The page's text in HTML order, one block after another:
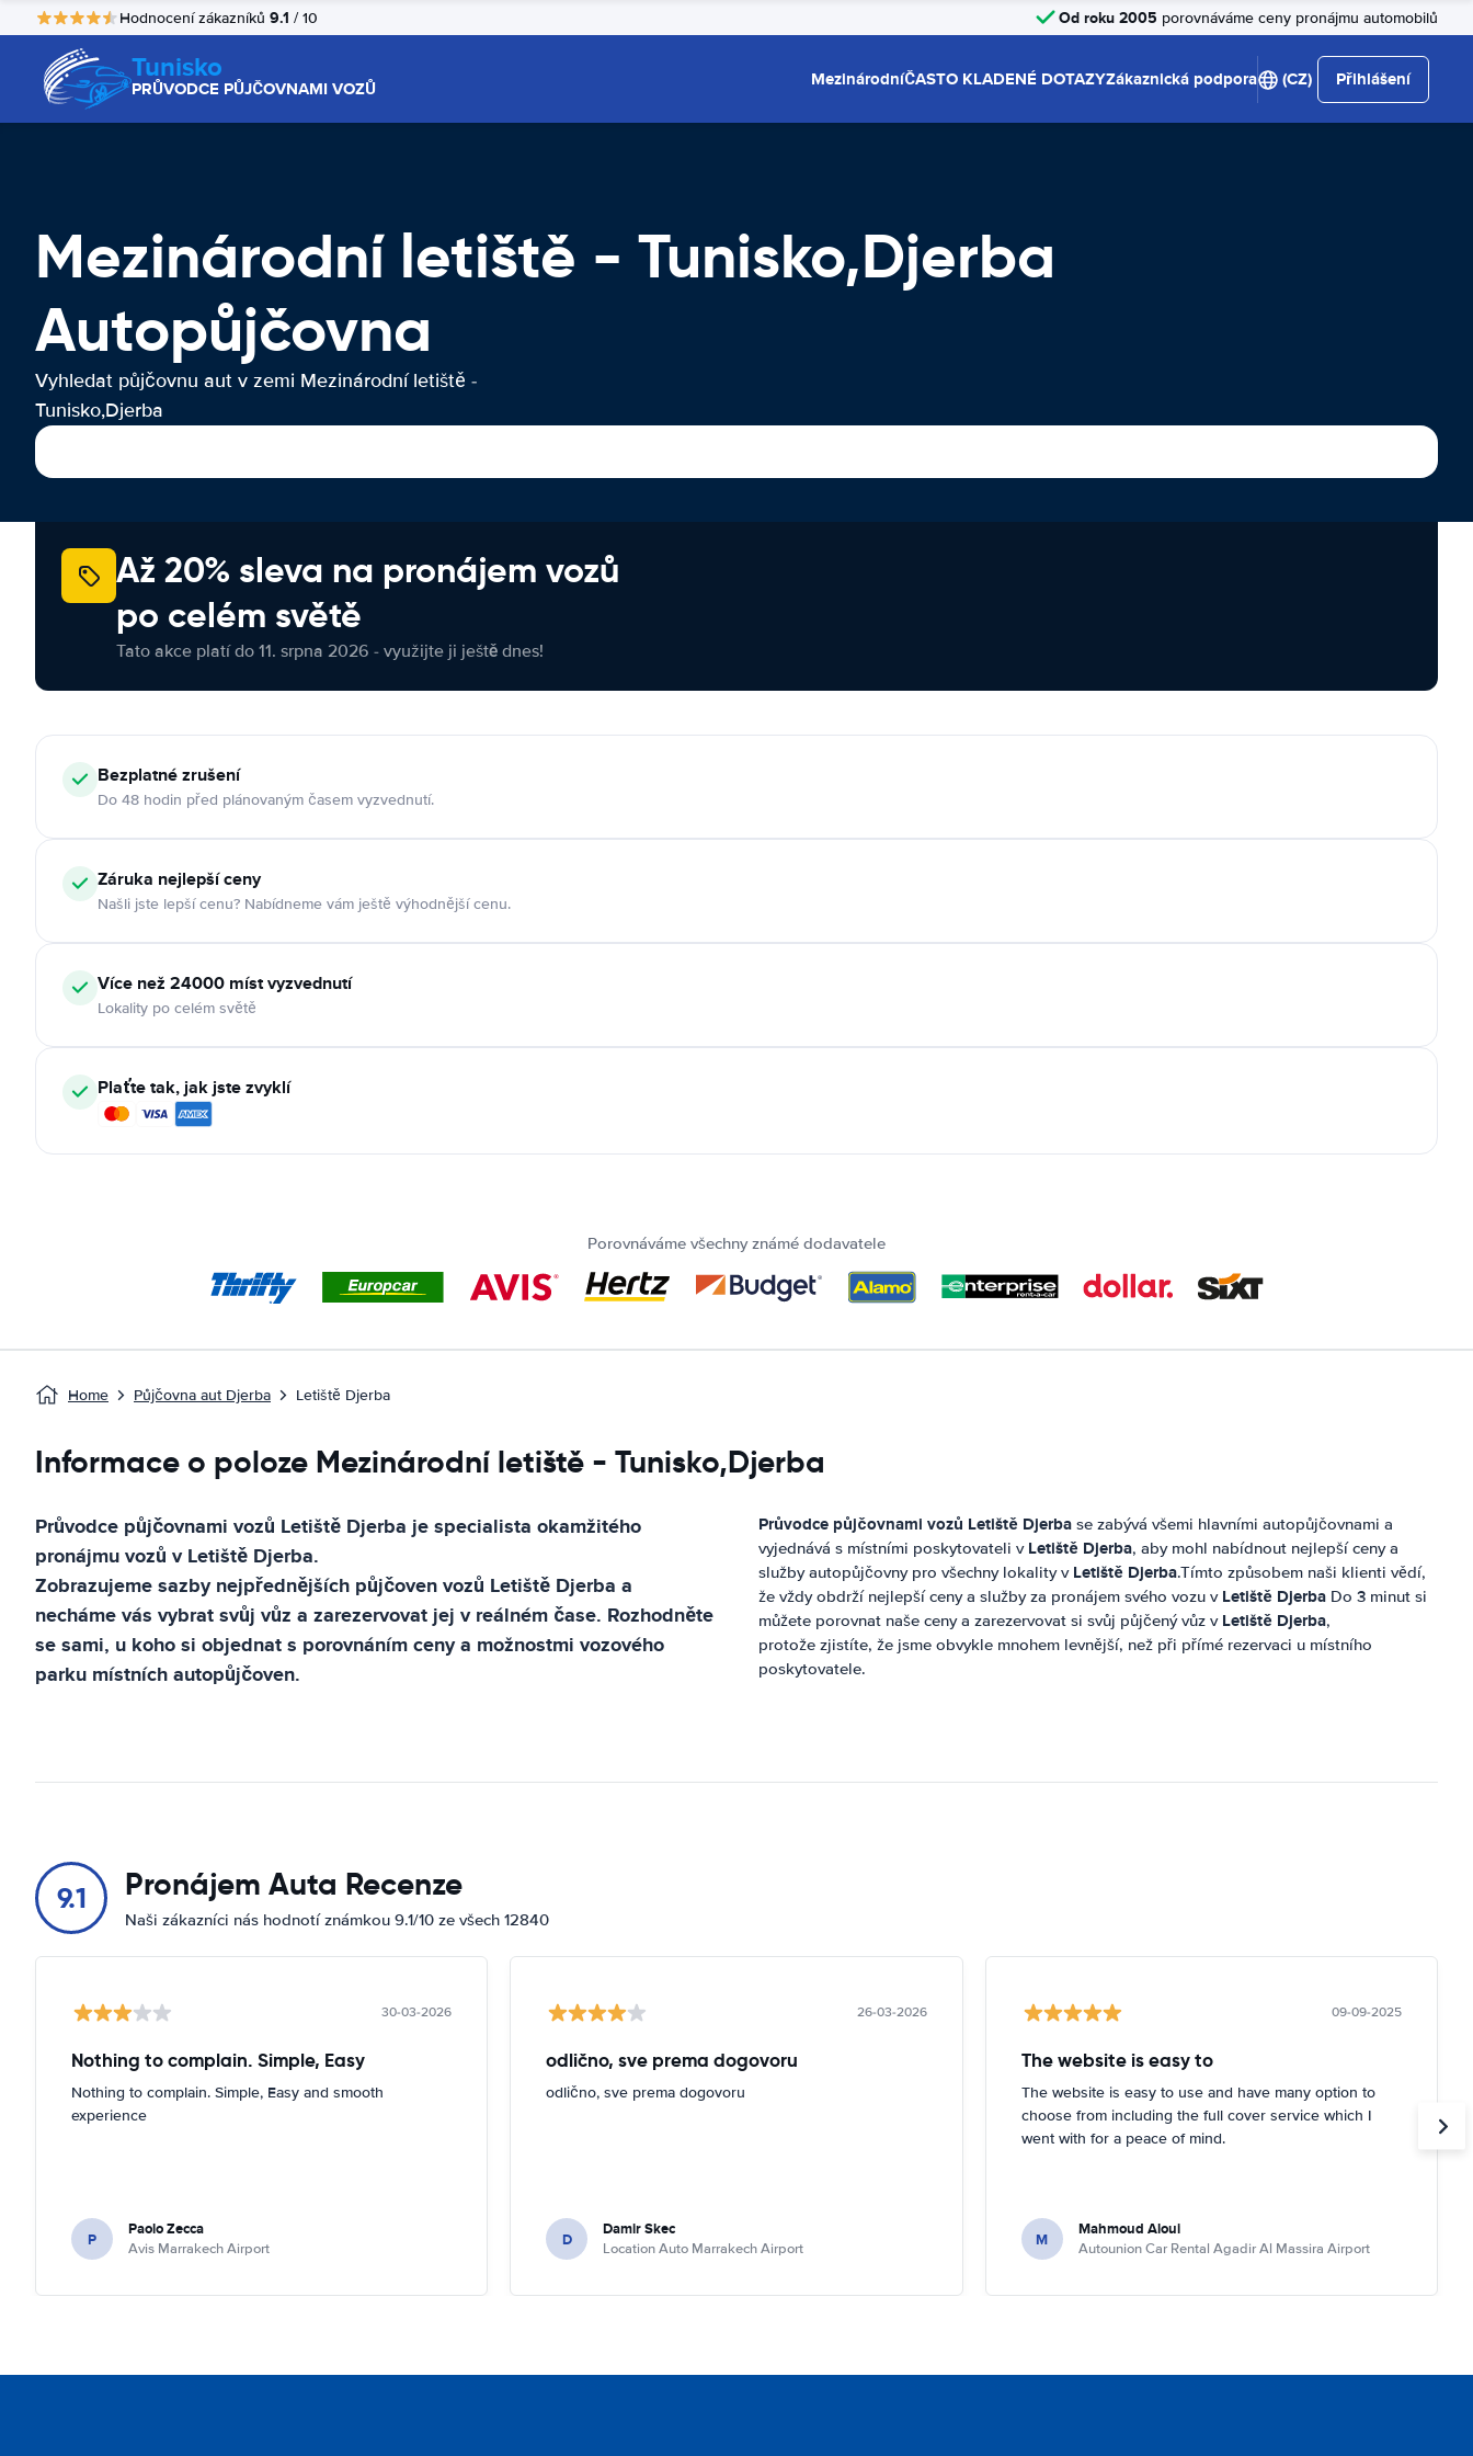
Hodnocení zákazníků 9.1 / 10 Od roku 2005 porovnáváme ceny pronájmu automobilů
Tunisko
PRŮVODCE PŮJČOVNAMI VOZŮ MezinárodníČASTO KLADENÉ DOTAZYZákaznická podpora (CZ) Přihlášení
Mezinárodní letiště - Tunisko,Djerba
Autopůjčovna
Vyhledat půjčovnu aut v zemi Mezinárodní letiště -
Tunisko,Djerba
Až 20% sleva na pronájem vozů
po celém světě
Tato akce platí do 11. srpna 2026 - využijte ji ještě dnes!
Bezplatné zrušení
Do 48 hodin před plánovaným časem vyzvednutí.
Záruka nejlepší ceny
Našli jste lepší cenu? Nabídneme vám ještě výhodnější cenu.
Více než 24000 míst vyzvednutí
Lokality po celém světě
Plaťte tak, jak jste zvyklí
Porovnáváme všechny známé dodavatele
Home Půjčovna aut Djerba Letiště Djerba
Informace o poloze Mezinárodní letiště - Tunisko,Djerba
Průvodce půjčovnami vozů Letiště Djerba je specialista okamžitého
pronájmu vozů vLetiště Djerba.
Zobrazujeme sazby nejpřednějších půjčoven vozů Letiště Djerba a
necháme vás vybrat svůj vůz a zarezervovat jej v reálném čase. Rozhodněte
se sami, u koho si objednat s porovnáním ceny a možnostmi vozového
parku místních autopůjčoven.
Průvodce půjčovnami vozů Letiště Djerba se zabývá všemi hlavními autopůjčovnami a
vyjednává s místními poskytovateli v Letiště Djerba, aby mohl nabídnout nejlepší ceny a
služby autopůjčovny pro všechny lokality v Letiště Djerba.Tímto způsobem naši klienti vědí,
že vždy obdrží nejlepší ceny a služby za pronájem svého vozu v Letiště Djerba Do 3 minut si
můžete porovnat naše ceny a zarezervovat si svůj půjčený vůz v Letiště Djerba,
protože zjistíte, že jsme obvykle mnohem levnější, než při přímé rezervaci u místního
poskytovatele.
9.1 Pronájem Auta Recenze
Naši zákazníci nás hodnotí známkou 9.1/10 ze všech 12840
30-03-2026
Nothing to complain. Simple, Easy
Nothing to complain. Simple, Easy and smooth
experience
P Paolo Zecca
Avis Marrakech Airport
26-03-2026
odlično, sve prema dogovoru
odlično, sve prema dogovoru
D Damir Skec
Location Auto Marrakech Airport
09-09-2025
The website is easy to
The website is easy to use and have many option to
choose from including the full cover service which I
went with for a peace of mind.
M Mahmoud Aloui
Autounion Car Rental Agadir Al Massira Airport